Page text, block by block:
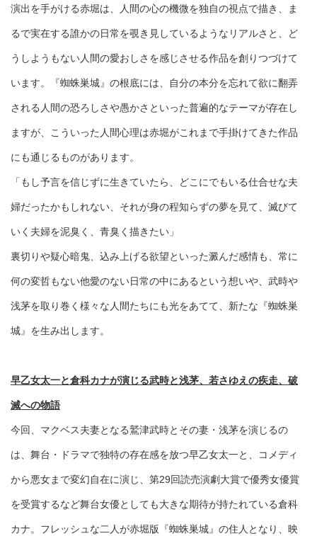
演出を手がける赤堀は、人間の心の機微を独自の視点で描き、ま
るで実在する誰かの日常を覗き見しているようなリアルさと、ど
うしようもない人間の愛おしさを感じさせる作品を創りつづけて
います。『蜘蛛巣城』の根底には、自分の本分を忘れて欲に翻弄
される人間の恐ろしさや愚かさといった普遍的なテーマが存在し
ますが、こういった人間心理は赤堀がこれまで手掛けてきた作品
にも通じるものがあります。
「もし予言を信じずに生きていたら、どこにでもいる仕合せな夫
婦だったかもしれない、それが身の程知らずの夢を見て、滅びて
いく夫婦を泥臭く、青臭く描きたい」
裏切りや疑心暗鬼、込み上げる欲望といった澱んだ感情も、常に
何の変哲もない他愛のない日常の中にあるという想いや、武時や
浅茅を取り巻く様々な人間たちにも光をあてて、新たな『蜘蛛巣
城』を生み出します。
早乙女太一と倉科カナが演じる武時と浅茅、若さゆえの疾走、破
滅への物語
今回、マクベス夫妻となる鷲津武時とその妻・浅茅を演じるの
は、舞台・ドラマで独特の存在感を放つ早乙女太一と、コメディ
から悪女まで変幻自在に演じ、第29回読売演劇大賞で優秀女優賞
を受賞するなど舞台女優としても大きな期待が持たれている倉科
カナ。フレッシュな二人が赤堀版『蜘蛛巣城』の住人となり、映